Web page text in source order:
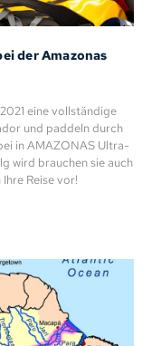
der Amazonas
eine vollständige
und paddeln durch
in AMAZONAS Ultra-
wird brauchen sie auch
Reise vor!